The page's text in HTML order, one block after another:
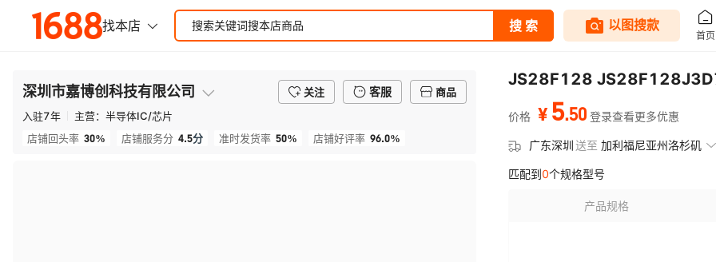
深圳市嘉博创科技有限公司 关注 客服
商品
入驻7年 主营： 半导体IC/芯片
店铺回头率 30% 店铺服务分 4.5分 准时发货率 50% 店铺好评率 96.0%
JS28F128
价格 ¥ 5.50 登录查看更多优惠
广东深圳送至 加利福尼亚州洛杉矶
匹配到0个规格型号
产品规格